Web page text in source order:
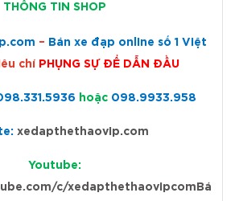
THÔNG TIN SHOP
– Bán xe đạp online số 1 Việt
chí PHỤNG SỰ ĐỂDẪN ĐẦU
hoặc 098.9933.958
xedapthethaovip.com
Youtube:
c/xedapthethaovipcomBá